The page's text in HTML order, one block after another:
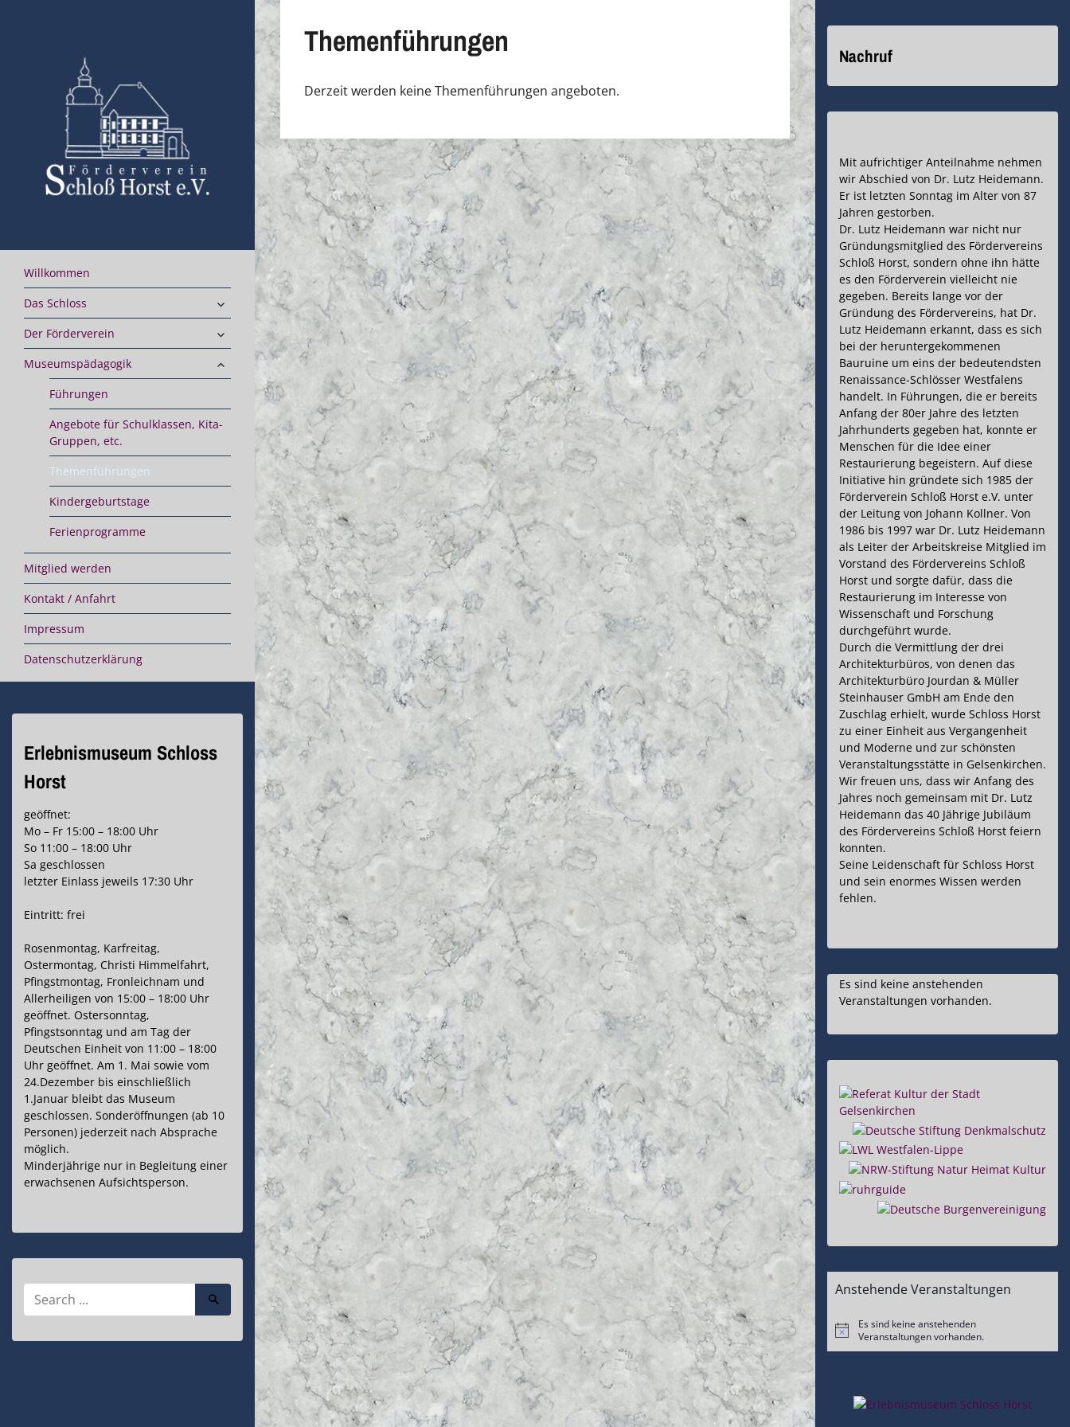
Willkommen
Das Schloss
expand
child
Der Förderverein expand
child
Museumspädagogik expand
child
Führungen
Angebote für Schulklassen, Kita-
Gruppen, etc.
Themenführungen
Kindergeburtstage
Ferienprogramme
Mitglied werden
Kontakt / Anfahrt
Impressum
Datenschutzerklärung
Erlebnismuseum Schloss
Horst
geöffnet:
Mo – Fr 15:00 – 18:00 Uhr
So 11:00 – 18:00 Uhr
Sa geschlossen
letzter Einlass jeweils 17:30 Uhr
Eintritt: frei
Rosenmontag, Karfreitag,
Ostermontag, Christi Himmelfahrt,
Pfingstmontag, Fronleichnam und
Allerheiligen von 15:00 – 18:00 Uhr
geöffnet. Ostersonntag,
Pfingstsonntag und am Tag der
Deutschen Einheit von 11:00 – 18:00
Uhr geöffnet. Am 1. Mai sowie vom
24.Dezember bis einschließlich
1.Januar bleibt das Museum
geschlossen. Sonderöffnungen (ab 10
Personen) jederzeit nach Absprache
möglich.
Minderjährige nur in Begleitung einer
erwachsenen Aufsichtsperson.
for:
Search
Submit
Themenführungen
Derzeit werden keine Themenführungen angeboten.
Nachruf
Mit aufrichtiger Anteilnahme nehmen
wir Abschied von Dr. Lutz Heidemann.
Er ist letzten Sonntag im Alter von 87
Jahren gestorben.
Dr. Lutz Heidemann war nicht nur
Gründungsmitglied des Fördervereins
Schloß Horst, sondern ohne ihn hätte
es den Förderverein vielleicht nie
gegeben. Bereits lange vor der
Gründung des Fördervereins, hat Dr.
Lutz Heidemann erkannt, dass es sich
bei der heruntergekommenen
Bauruine um eins der bedeutendsten
Renaissance-Schlösser Westfalens
handelt. In Führungen, die er bereits
Anfang der 80er Jahre des letzten
Jahrhunderts gegeben hat, konnte er
Menschen für die Idee einer
Restaurierung begeistern. Auf diese
Initiative hin gründete sich 1985 der
Förderverein Schloß Horst e.V. unter
der Leitung von Johann Kollner. Von
1986 bis 1997 war Dr. Lutz Heidemann
als Leiter der Arbeitskreise Mitglied im
Vorstand des Fördervereins Schloß
Horst und sorgte dafür, dass die
Restaurierung im Interesse von
Wissenschaft und Forschung
durchgeführt wurde.
Durch die Vermittlung der drei
Architekturbüros, von denen das
Architekturbüro Jourdan & Müller
Steinhauser GmbH am Ende den
Zuschlag erhielt, wurde Schloss Horst
zu einer Einheit aus Vergangenheit
und Moderne und zur schönsten
Veranstaltungsstätte in Gelsenkirchen.
Wir freuen uns, dass wir Anfang des
Jahres noch gemeinsam mit Dr. Lutz
Heidemann das 40 Jährige Jubiläum
des Fördervereins Schloß Horst feiern
konnten.
Seine Leidenschaft für Schloss Horst
und sein enormes Wissen werden
fehlen.
Es sind keine anstehenden
Veranstaltungen vorhanden.
Anstehende Veranstaltungen
Hinweis
Es sind keine anstehenden
Veranstaltungen vorhanden.